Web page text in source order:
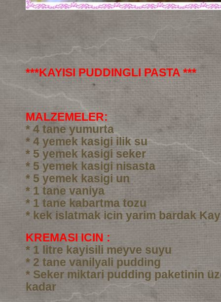
***KAYISI PUDDINGLI PASTA ***
MALZEMELER:
* 4 tane yumurta
* 4 yemek kasigi ilik su
* 5 yemek kasigi seker
* 5 yemek kasigi nisasta
* 5 yemek kasigi un
* 1 tane vaniya
* 1 tane kabartma tozu
* kek islatmak icin yarim bardak
KREMASI ICIN :
* 1 litre kayisili meyve suyu
* 2 tane vanilyali pudding
* Seker miktari pudding paketinin
kadar